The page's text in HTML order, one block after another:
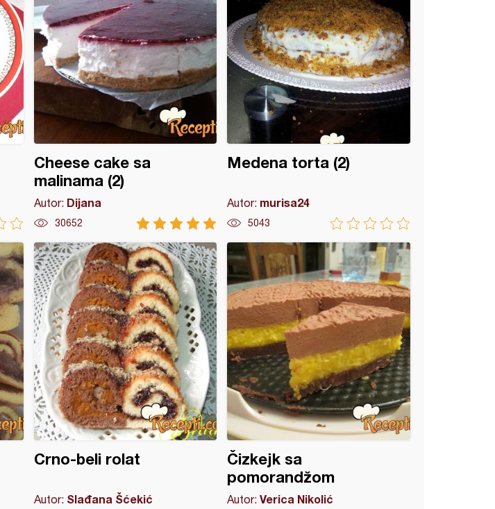
Cheese cake sa
malinama (2)
Autor: Dijana
30652
Medena torta (2)
Autor: murisa24
5043
Crno-beli rolat
Autor: Slađana Šćekić
Čizkejk sa
pomorandžom
Autor:Verica Nikolić